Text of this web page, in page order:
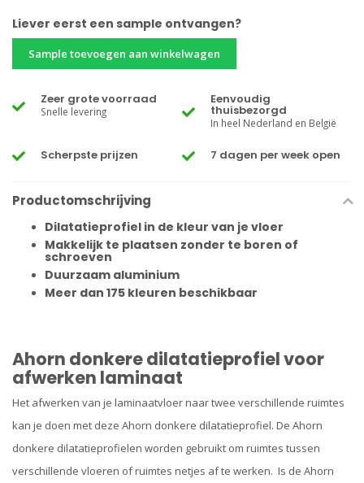
Liever eerst een sample ontvangen?
Sample toevoegen aan winkelwagen
Zeer grote voorraad
Snelle levering
Eenvoudig
thuisbezorgd
In heel Nederland en België
Scherpste prijzen 7 dagen per week open
Productomschrijving
Dilatatieprofiel in de kleur van je vloer
Makkelijk te plaatsen zonder te boren of
schroeven
Duurzaam aluminium
Meer dan 175 kleuren beschikbaar
Ahorn donkere dilatatieprofiel voor
afwerken laminaat
Het afwerken van je laminaatvloer naar twee verschillende ruimtes
kan je doen met deze Ahorn donkere dilatatieprofiel. De Ahorn
donkere dilatatieprofielen worden gebruikt om ruimtes tussen
verschillende vloeren of ruimtes netjes af te werken. Is de Ahorn